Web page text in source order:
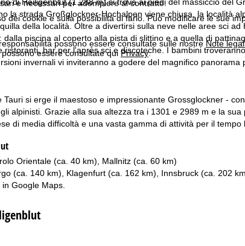
e necessari per adempiere al contratto.
dei cookie e sulla possibilità di farlo. Può modificare le sue
possono essere consultate sulle nostre Note
essere consultate qui Privacy.
la strada Großglockner-Hochalpen viene chiusa, la località
della località. Oltre a divertirsi sulla neve nelle aree sci
dalla piscina al coperto alla pista di slittino e a quella di
ristoranti, bar per l'après sci e discoteche. I bambini
invernali vi inviteranno a godere del magnifico panorama
Tauri si erge il maestoso e impressionante Grossglockner -
alpinisti. Grazie alla sua altezza tra i 1301 e 2989 m e la
di media difficoltà e una vasta gamma di attività per il
Orientale (ca. 40 km), Mallnitz (ca. 60 km)
(ca. 140 km), Klagenfurt (ca. 162 km), Innsbruck (ca. 202
in Google Maps.